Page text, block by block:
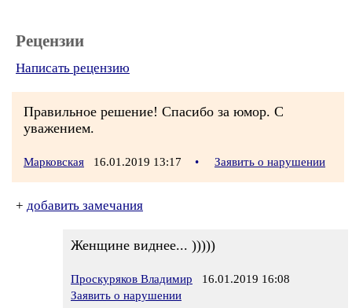
Рецензии
Написать рецензию
Правильное решение! Спасибо за юмор. С
уважением.
Марковская 16.01.2019 13:17 • Заявить о нарушении
+ добавить замечания
Женщине виднее... )))))
Проскуряков Владимир 16.01.2019 16:08
Заявить о нарушении